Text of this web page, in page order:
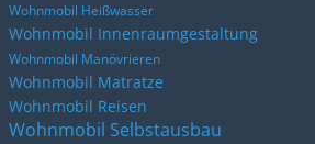
Wohnmobil Heißwasser
Wohnmobil Innenraumgestaltung
Wohnmobil Manövrieren
Wohnmobil Matratze
Wohnmobil Reisen
Wohnmobil Selbstausbau